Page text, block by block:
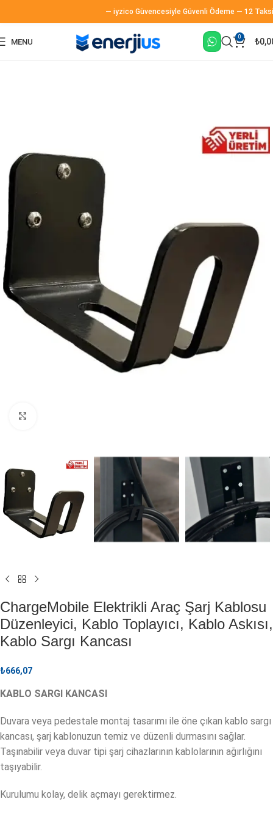
— iyzico Güvencesiyle Güvenli Ödeme — 12 Taksit
MENU
0 ₺
ChargeMobile Elektrikli Araç Şarj Kablosu
Düzenleyici, Kablo Toplayıcı, Kablo Askısı,
Kablo Sargı Kancası
₺666,07
KABLO SARGI KANCASI
Duvara veya pedestale montaj tasarımı ile öne çıkan kablo sargı
kancası, şarj kablonuzun temiz ve düzenli durmasını sağlar.
Taşınabilir veya duvar tipi şarj cihazlarının kablolarının ağırlığını
taşıyabilir.
Kurulumu kolay, delik açmayı gerektirmez.